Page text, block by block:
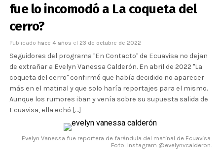
fue lo incomodó a La coqueta del
cerro?
Publicado hace 4 años el 23 de octubre de 2022
Seguidores del programa "En Contacto" de Ecuavisa no dejan
de extrañar a Evelyn Vanessa Calderón. En abril de 2022 "La
coqueta del cerro" confirmó que había decidido no aparecer
más en el matinal y que solo haría reportajes para el mismo.
Aunque los rumores iban y venía sobre su supuesta salida de
Ecuavisa, ella echó […]
Evelyn Vanessa fue reportera de farándula del matinal de Ecuavisa.
Foto: Instagram @evelynvcalderon.